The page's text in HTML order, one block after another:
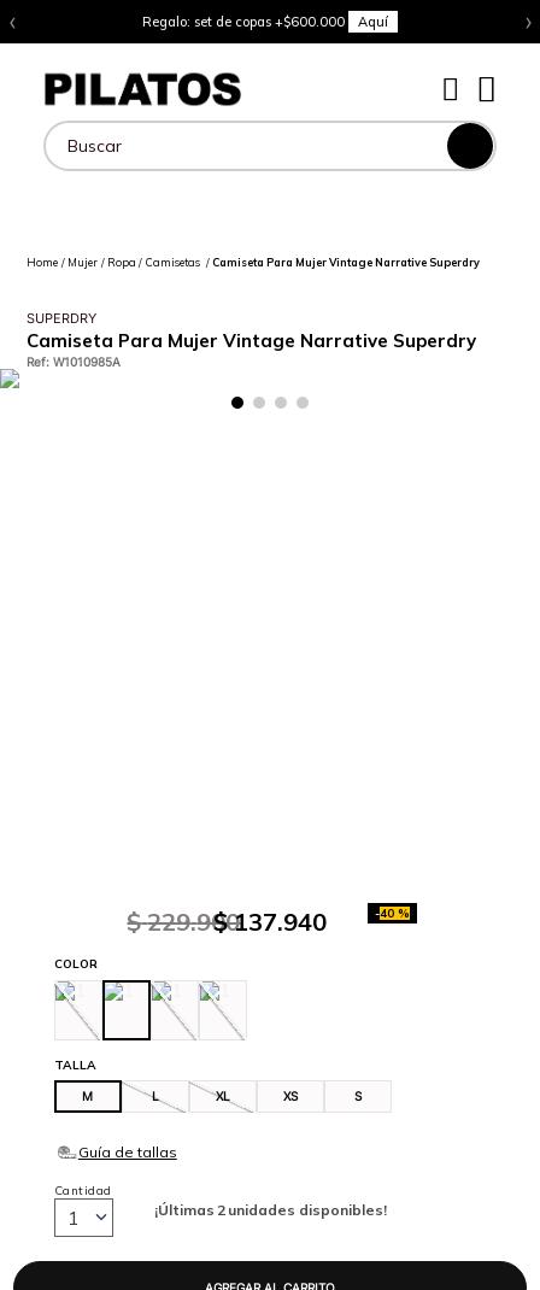
‹ Regalo: set de copas +$600.000 Aquí ›
Buscar
Mujer Ropa Camisetas Camiseta Para Mujer Vintage Narrative Superdry
SUPERDRY
Camiseta Para Mujer Vintage Narrative Superdry
Ref:W1010985A
$ 229.900
$ 137.940 -40 %
TALLA
M L XL XS S
COLOR
¡Últimas 2 unidades disponibles!
Cantidad
1